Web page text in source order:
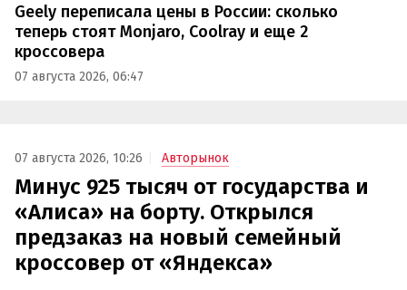
Geely переписала цены в России: сколько
теперь стоят Monjaro, Coolray и еще 2
кроссовера
07 августа 2026, 06:47
07 августа 2026, 10:26 Авторынок
Минус 925 тысяч от государства и
«Алиса» на борту. Открылся
предзаказ на новый семейный
кроссовер от «Яндекса»